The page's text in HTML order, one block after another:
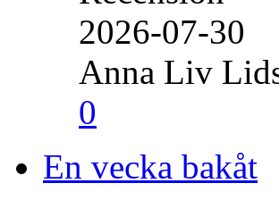
2026-07-30
Anna Liv
0
En vecka bakåt